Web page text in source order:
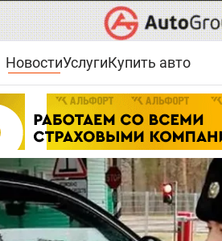
НовостиУслугиКупить авто